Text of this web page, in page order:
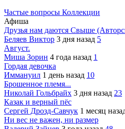
Частые вопросы Коллекции
Афиша
Друзья нам даются Свыше
Беляев Виктор 3 дня назад 5
Август.
Миша Зорин 4 года назад 1
Гордая девочка
Иммануил 1 день назад 10
Брошенное племя...
Николай Гольбрайх 3 дня назад 23
Казак и верный пёс
Сергей Дрозд-Савчук 1 месяц
Ни вес не важен, ни размер